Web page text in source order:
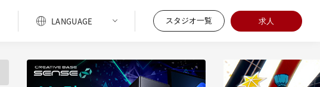
スタジオ一覧 求人